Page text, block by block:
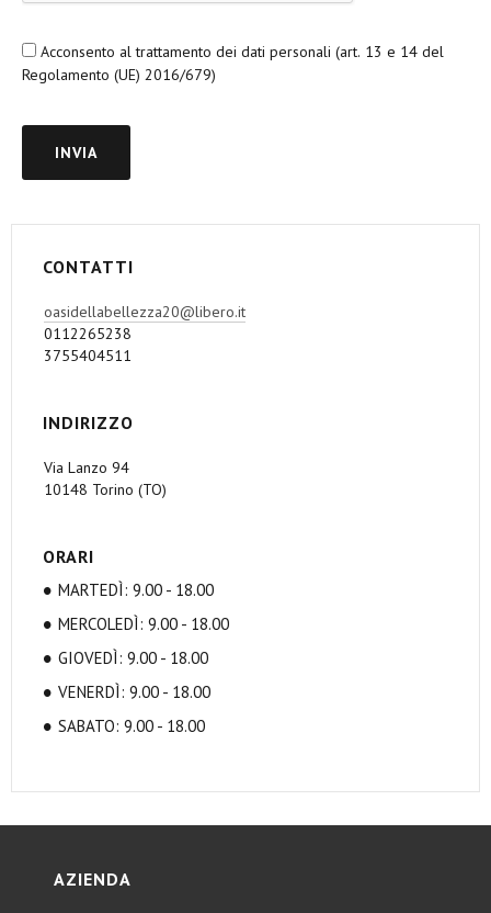
Acconsento al trattamento dei dati personali (art. 13 e 14 del
Regolamento (UE) 2016/679)
CONTATTI
oasidellabellezza20@libero.it
0112265238
3755404511
INDIRIZZO
Via Lanzo 94
10148 Torino (TO)
ORARI
MARTEDÌ: 9.00 - 18.00
MERCOLEDÌ: 9.00 - 18.00
GIOVEDÌ: 9.00 - 18.00
VENERDÌ: 9.00 - 18.00
SABATO: 9.00 - 18.00
AZIENDA